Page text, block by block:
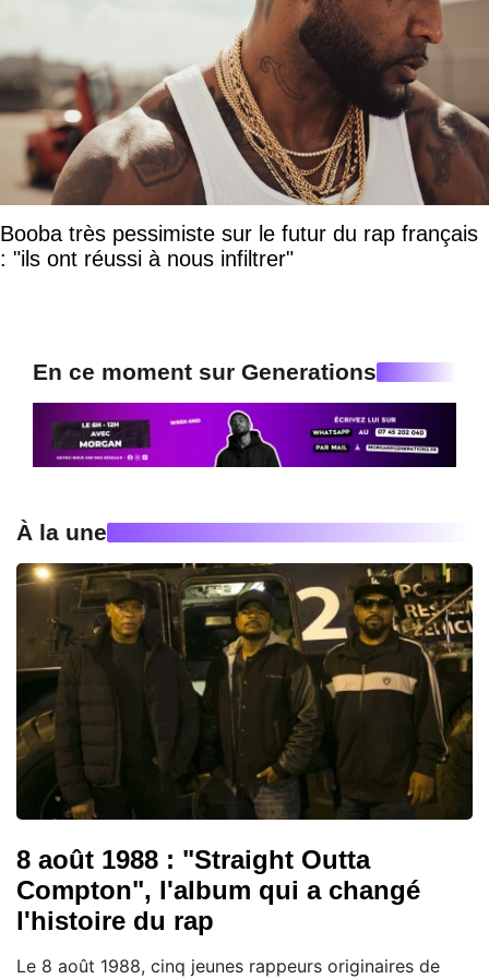
Booba très pessimiste sur le futur du rap français
: "ils ont réussi à nous infiltrer"
En ce moment sur Generations
À la une
8 août 1988 : "Straight Outta
Compton", l'album qui a changé
l'histoire du rap
Le 8 août 1988, cinq jeunes rappeurs originaires de